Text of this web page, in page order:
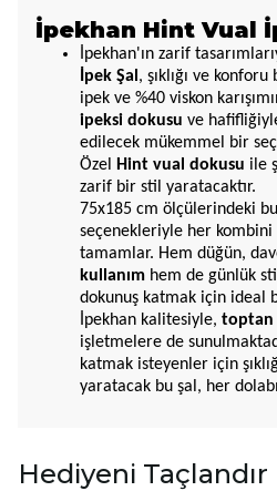
İpekhan Hint Vual
İpekhan'ın zarif
İpek Şal , şıklığı ve
ipek ve %40 viskon
ipeksi dokusu ve
edilecek mükemmel bir
Özel
Hint vual dokusu ile
zarif bir stil yaratacaktır.
75x185 cm ölçülerindeki
seçenekleriyle her
tamamlar. Hem düğün,
kullanım hem de günlük
dokunuş katmak için ideal
İpekhan kalitesiyle, toptan
işletmelere de
katmak isteyenler için
yaratacak bu şal, her
Hediyeni Taçlandır